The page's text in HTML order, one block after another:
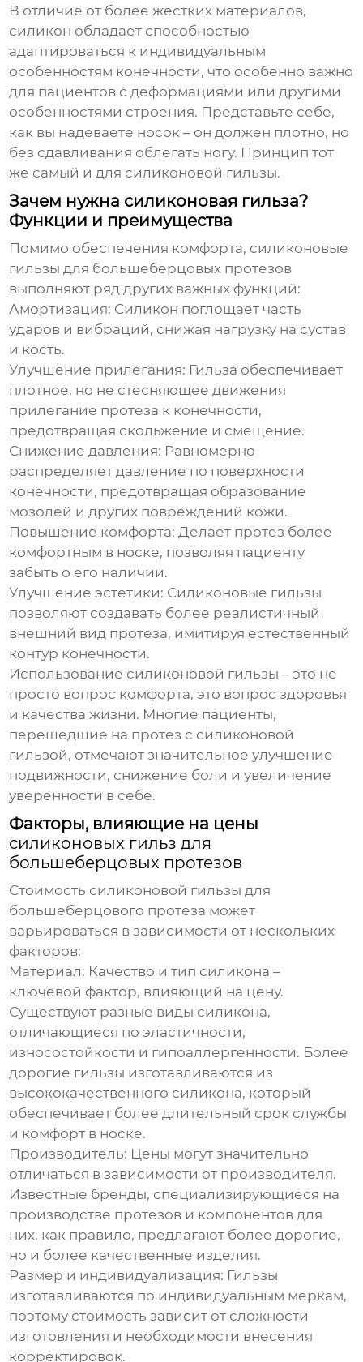
В отличие от более жестких материалов,
силикон обладает способностью
адаптироваться к индивидуальным
особенностям конечности, что особенно важно
для пациентов с деформациями или другими
особенностями строения. Представьте себе,
как вы надеваете носок – он должен плотно, но
без сдавливания облегать ногу. Принцип тот
же самый и для силиконовой гильзы.
Зачем нужна силиконовая гильза?
Функции и преимущества
Помимо обеспечения комфорта, силиконовые
гильзы для большеберцовых протезов
выполняют ряд других важных функций:
Амортизация: Силикон поглощает часть
ударов и вибраций, снижая нагрузку на сустав
и кость.
Улучшение прилегания: Гильза обеспечивает
плотное, но не стесняющее движения
прилегание протеза к конечности,
предотвращая скольжение и смещение.
Снижение давления: Равномерно
распределяет давление по поверхности
конечности, предотвращая образование
мозолей и других повреждений кожи.
Повышение комфорта: Делает протез более
комфортным в носке, позволяя пациенту
забыть о его наличии.
Улучшение эстетики: Силиконовые гильзы
позволяют создавать более реалистичный
внешний вид протеза, имитируя естественный
контур конечности.
Использование силиконовой гильзы – это не
просто вопрос комфорта, это вопрос здоровья
и качества жизни. Многие пациенты,
перешедшие на протез с силиконовой
гильзой, отмечают значительное улучшение
подвижности, снижение боли и увеличение
уверенности в себе.
Факторы, влияющие на цены
силиконовых гильз для
большеберцовых протезов
Стоимость силиконовой гильзы для
большеберцового протеза может
варьироваться в зависимости от нескольких
факторов:
Материал: Качество и тип силикона –
ключевой фактор, влияющий на цену.
Существуют разные виды силикона,
отличающиеся по эластичности,
износостойкости и гипоаллергенности. Более
дорогие гильзы изготавливаются из
высококачественного силикона, который
обеспечивает более длительный срок службы
и комфорт в носке.
Производитель: Цены могут значительно
отличаться в зависимости от производителя.
Известные бренды, специализирующиеся на
производстве протезов и компонентов для
них, как правило, предлагают более дорогие,
но и более качественные изделия.
Размер и индивидуализация: Гильзы
изготавливаются по индивидуальным меркам,
поэтому стоимость зависит от сложности
изготовления и необходимости внесения
корректировок.